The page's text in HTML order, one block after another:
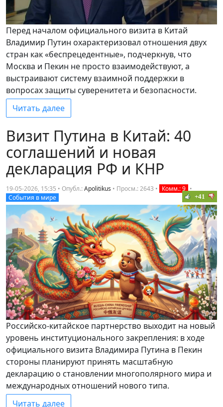
Перед началом официального визита в Китай
Владимир Путин охарактеризовал отношения двух
стран как «беспрецедентные», подчеркнув, что
Москва и Пекин не просто взаимодействуют, а
выстраивают систему взаимной поддержки в
вопросах защиты суверенитета и безопасности.
Читать далее
Визит Путина в Китай: 40
соглашений и новая
декларация РФ и КНР
19-05-2026, 15:35 • Опубл.:Apolitikus • Просм.: 2643 • Комм.: 9 •
События в мире
+41
Российско-китайское партнерство выходит на новый
уровень институционального закрепления: в ходе
официального визита Владимира Путина в Пекин
стороны планируют принять масштабную
декларацию о становлении многополярного мира и
международных отношений нового типа.
Читать далее